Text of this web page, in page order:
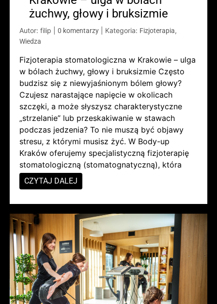
żuchwy, głowy i bruksizmie
Autor: filip 0 komentarzy Kategoria: Fizjoterapia,
Wiedza
Fizjoterapia stomatologiczna w Krakowie – ulga
w bólach żuchwy, głowy i bruksizmie Często
budzisz się z niewyjaśnionym bólem głowy?
Czujesz narastające napięcie w okolicach
szczęki, a może słyszysz charakterystyczne
„strzelanie” lub przeskakiwanie w stawach
podczas jedzenia? To nie muszą być objawy
stresu, z którymi musisz żyć. W Body-up
Kraków oferujemy specjalistyczną fizjoterapię
stomatologiczną (stomatognatyczną), która
CZYTAJ DALEJ